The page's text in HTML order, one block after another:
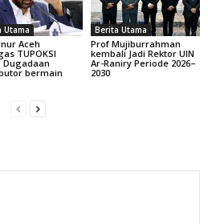
Utama
Aceh
TUPOKSI
Dugadaan
bermain
Berita Utama
Prof Mujiburrahman
kembali Jadi Rektor UIN
Ar-Raniry Periode 2026–
2030